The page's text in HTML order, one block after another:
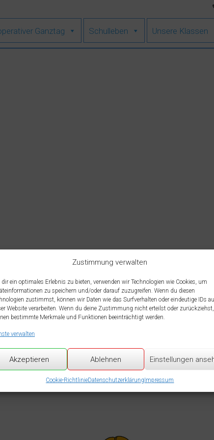
Zustimmung verwalten
dir ein optimales Erlebnis zu bieten, verwenden wir Technologien wie Cookies, um
zu speichern und/oder darauf zuzugreifen. Wenn du diesen
zustimmst, können wir Daten wie das Surfverhalten oder eindeutige IDs
Website verarbeiten. Wenn du deine Zustimmung nicht erteilst oder zurückziehst,
bestimmte Merkmale und Funktionen beeinträchtigt werden.
verwalten
Akzeptieren Ablehnen Einstellungen
Cookie-RichtlinieDatenschutzerklärung Impressum
Ganztag Schulleben Unsere Klassen